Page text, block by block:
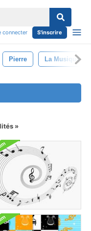
connecter S'inscrire
Pierre La Musique